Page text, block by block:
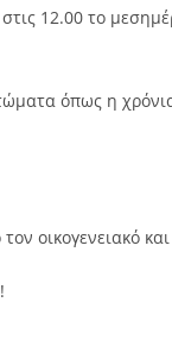
12.00 το
όπως η
οικογενειακό